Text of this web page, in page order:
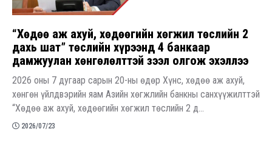
“Хөдөө аж ахуй, хөдөөгийн хөгжил төслийн 2
дахь шат” төслийн хүрээнд 4 банкаар
дамжуулан хөнгөлөлттэй зээл олгож эхэллээ
2026 оны 7 дугаар сарын 20-ны өдөр Хүнс, хөдөө аж ахуй,
хөнгөн үйлдвэрийн яам Азийн хөгжлийн банкны санхүүжилттэй
“Хөдөө аж ахуй, хөдөөгийн хөгжил төслийн 2 д...
2026/07/23